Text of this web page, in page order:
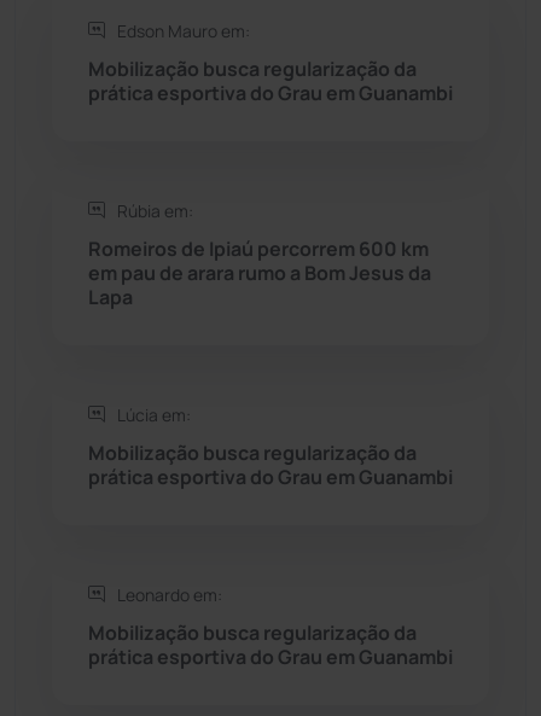
Rio do Antônio
Rio do Pires (97)
Seabra
Sebastião Laranjeiras
Sudoeste Baiano
Tanhaçu (425)
Edson Mauro em:
Mobilização busca regularização da
prática esportiva do Grau em Guanambi
Rúbia em:
Romeiros de Ipiaú percorrem 600 km
em pau de arara rumo a Bom Jesus da
Lapa
Lúcia em:
Mobilização busca regularização da
prática esportiva do Grau em Guanambi
Leonardo em:
Mobilização busca regularização da
prática esportiva do Grau em Guanambi